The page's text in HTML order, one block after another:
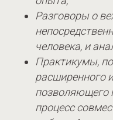
Разговоры о
человека, и
Практикумы,
расширенного
позволяющего
процесс